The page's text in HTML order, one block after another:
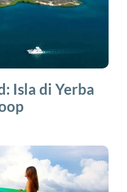
Isla di Yerba